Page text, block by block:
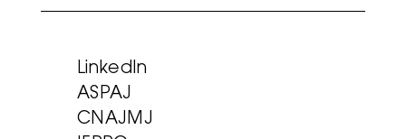
LinkedIn
ASPAJ
CNAJMJ